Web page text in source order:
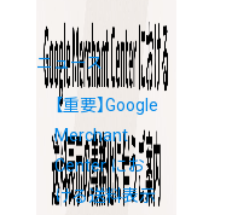
ニュース
【重要】Google
Merchant
Center にお
ける送料表示